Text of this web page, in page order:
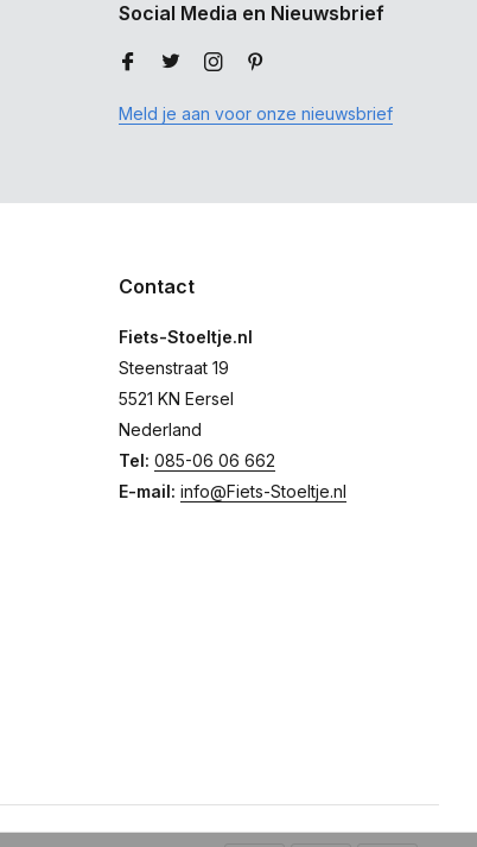
Social Media en Nieuwsbrief
Meld je aan voor onze nieuwsbrief
Contact
Fiets-Stoeltje.nl
Steenstraat 19
5521 KN Eersel
Nederland
Tel: 085-06 06 662
E-mail: info@Fiets-Stoeltje.nl